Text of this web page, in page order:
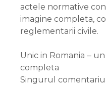
actele normative
imagine completa,
reglementarii civile.
Unic in Romania ‒
completa
Singurul comentariu